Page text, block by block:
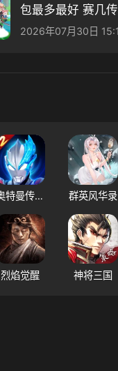
包最多最好 赛几
分享
2026年07月30日
奥特曼传奇英雄2 群英风华录
烈焰觉醒 神将三国